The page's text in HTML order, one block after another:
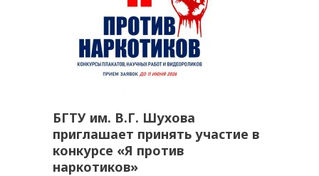
БГТУ им. В.Г. Шухова
приглашает принять участие в
конкурсе «Я против
наркотиков»